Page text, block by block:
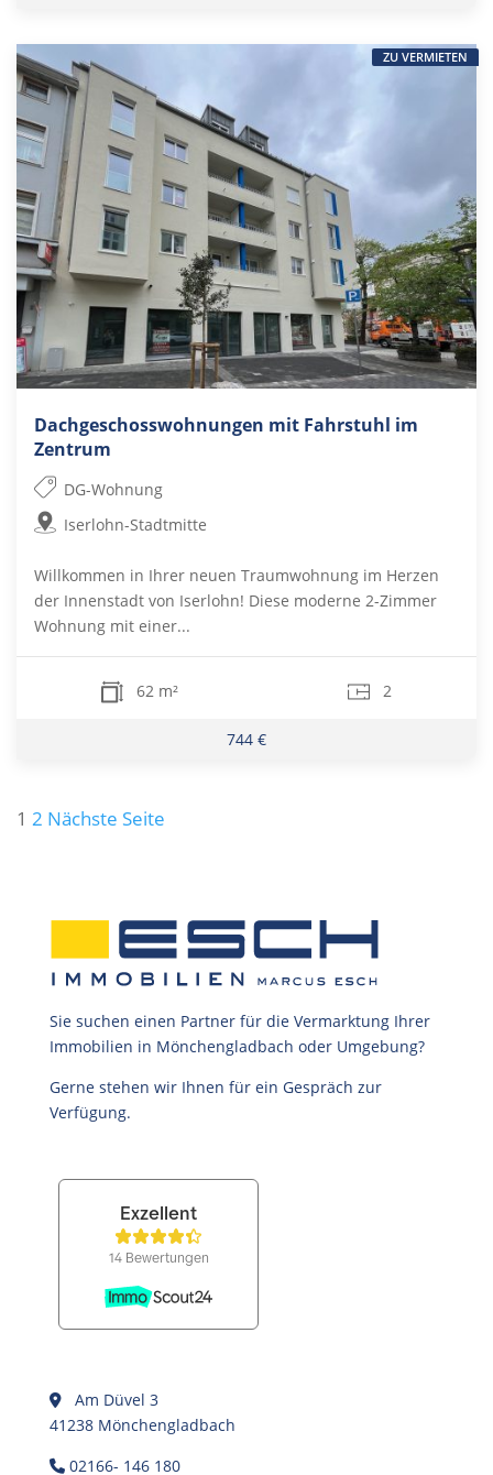
Dachgeschosswohnungen mit Fahrstuhl im
Zentrum
DG-Wohnung
Iserlohn-Stadtmitte
Willkommen in Ihrer neuen Traumwohnung im Herzen
der Innenstadt von Iserlohn! Diese moderne 2-Zimmer
Wohnung mit einer...
62 m² 2
744 €
ZU VERMIETEN
Seitennummerierung
1 2 Nächste Seite
Sie suchen einen Partner für die Vermarktung Ihrer
Immobilien in Mönchengladbach oder Umgebung?
Gerne stehen wir Ihnen für ein Gespräch zur
Verfügung.
Am Düvel 3
41238 Mönchengladbach
02166- 146 180